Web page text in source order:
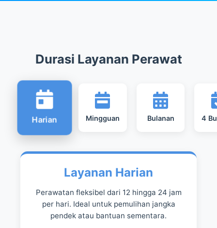
Durasi Layanan Perawat
Harian Mingguan Bulanan 4
Layanan Harian
Perawatan fleksibel dari 12 hingga 24 jam
per hari. Ideal untuk pemulihan jangka
pendek atau bantuan sementara.